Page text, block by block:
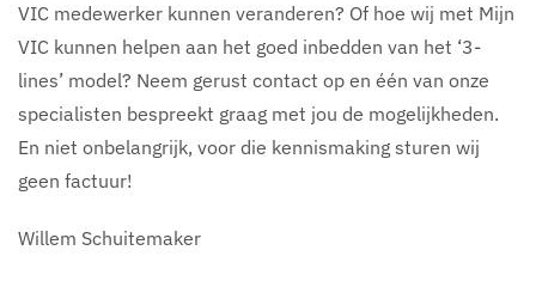
VIC medewerker kunnen veranderen? Of hoe wij met Mijn
VIC kunnen helpen aan het goed inbedden van het ‘3-
lines’ model? Neem gerust contact op en één van onze
specialisten bespreekt graag met jou de mogelijkheden.
En niet onbelangrijk, voor die kennismaking sturen wij
geen factuur!
Willem Schuitemaker